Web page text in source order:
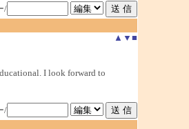
/
▲ ▼ ■
I look forward to
/